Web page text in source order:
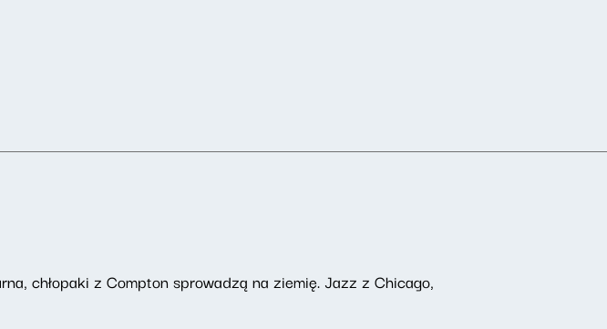
chłopaki z Compton sprowadzą na ziemię. Jazz z Chicago,